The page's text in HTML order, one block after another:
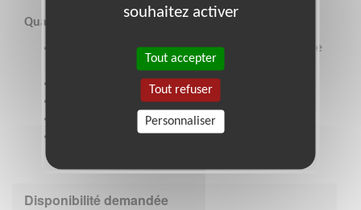
Qualités requises :
Sens de la diplomatie, de l’écoute et de l’ouverture
Capacité de prise de distance et d’analyse,
Goût du travail en équipe et de l’animation,
Sens de la confidentialité,
Expérience souhaitée d’accueil et
Disponibilité demandée
souhaitez activer
Tout accepter
Tout refuser
Personnaliser